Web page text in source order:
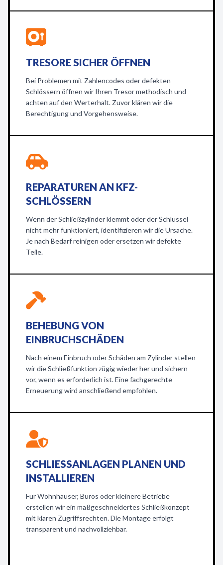
TRESORE SICHER ÖFFNEN
Bei Problemen mit Zahlencodes oder defekten
Schlössern öffnen wir Ihren Tresor methodisch und
achten auf den Werterhalt. Zuvor klären wir die
Berechtigung und Vorgehensweise.
REPARATUREN AN KFZ-
SCHLÖSSERN
Wenn der Schließzylinder klemmt oder der Schlüssel
nicht mehr funktioniert, identifizieren wir die Ursache.
Je nach Bedarf reinigen oder ersetzen wir defekte
Teile.
BEHEBUNG VON
EINBRUCHSCHÄDEN
Nach einem Einbruch oder Schäden am Zylinder stellen
wir die Schließfunktion zügig wieder her und sichern
vor, wenn es erforderlich ist. Eine fachgerechte
Erneuerung wird anschließend empfohlen.
SCHLIESSANLAGEN PLANEN UND I
NSTALLIEREN
Für Wohnhäuser, Büros oder kleinere Betriebe
erstellen wir ein maßgeschneidertes Schließkonzept
mit klaren Zugriffsrechten. Die Montage erfolgt
transparent und nachvollziehbar.